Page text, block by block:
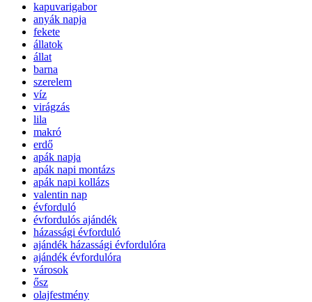
kapuvarigabor
anyák napja
fekete
állatok
állat
barna
szerelem
víz
virágzás
lila
makró
erdő
apák napja
apák napi montázs
apák napi kollázs
valentin nap
évforduló
évfordulós ajándék
házassági évforduló
ajándék házassági évfordulóra
ajándék évfordulóra
városok
ősz
olajfestmény